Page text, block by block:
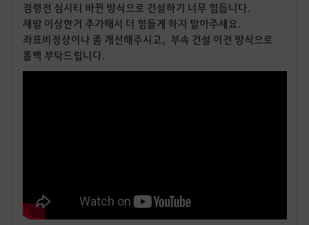
점령전 심시티 바뀐 방식으로 건설하기 너무 힘듭니다.
제발 이상한거 추가해서 더 힘들게 하지 말아주세요.
좌표비정상이나 좀 개선해주시고, 부속 건설 이전 방식으로
롤백 부탁드립니다.